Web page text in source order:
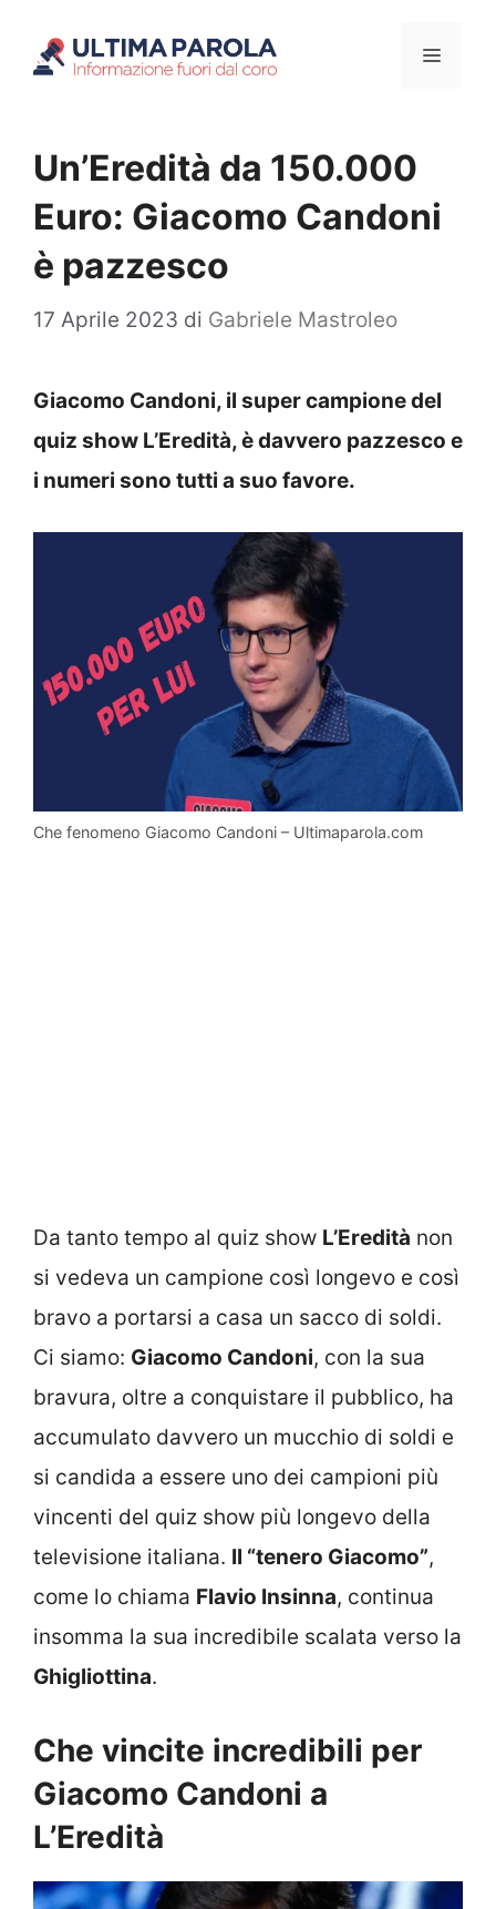
Menu
Un’Eredità da 150.000
Euro: Giacomo Candoni
è pazzesco
17 Aprile 2023 di Gabriele Mastroleo
Giacomo Candoni, il super campione del
quiz show L’Eredità, è davvero pazzesco e
i numeri sono tutti a suo favore.
Che fenomeno Giacomo Candoni – Ultimaparola.com
Da tanto tempo al quiz show L’Eredità non
si vedeva un campione così longevo e così
bravo a portarsi a casa un sacco di soldi.
Ci siamo: Giacomo Candoni, con la sua
bravura, oltre a conquistare il pubblico, ha
accumulato davvero un mucchio di soldi e
si candida a essere uno dei campioni più
vincenti del quiz show più longevo della
televisione italiana. Il “tenero Giacomo”,
come lo chiama Flavio Insinna, continua
insomma la sua incredibile scalata verso la
Ghigliottina.
Che vincite incredibili per
Giacomo Candoni a
L’Eredità